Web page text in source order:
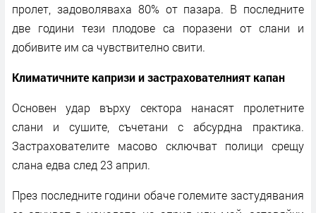
пролет, задоволяваха 80% от пазара. В последните
две години тези плодове са поразени от слани и
добивите им са чувствително свити.
Климатичните капризи и застрахователният капан
Основен удар върху сектора нанасят пролетните
слани и сушите, съчетани с абсурдна практика.
Застрахователите масово сключват полици срещу
слана едва след 23 април.
През последните години обаче големите застудявания